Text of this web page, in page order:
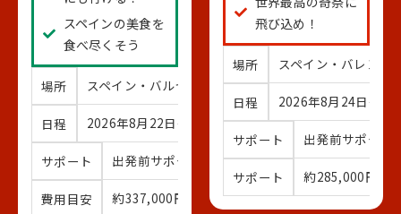
スペインの美食を
食べ尽くそう
場所 スペイン・バルセロナ集合／バレンシア解散
日程 2026年8月22日〜27日（5泊6日）
サポート 出発前サポート・バルセロナ・バレンシア同行
費用目安 約337,000円〜 （参加費/航空券など全て込み）※詳細は下
飛び込め！
場所 スペイン・バレンシ
日程 2026年8月24日〜27
サポート 出発前サポート
サポート 約285,000円〜